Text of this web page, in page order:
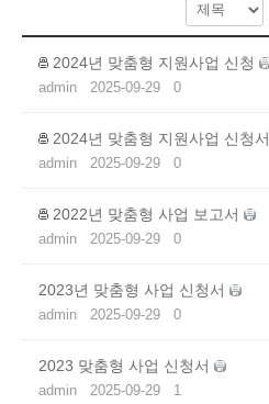
2024년 맞춤형 지원사업 신청
admin 2025-09-29 0
2024년 맞춤형 지원사업 신청서
admin 2025-09-29 0
2022년 맞춤형 사업 보고서
admin 2025-09-29 0
2023년 맞춤형 사업 신청서
admin 2025-09-29 0
2023 맞춤형 사업 신청서
admin 2025-09-29 1